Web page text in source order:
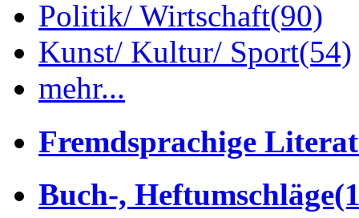
Politik/ Wirtschaft(90)
Kunst/ Kultur/ Sport(54)
mehr...
Fremdsprachige
Buch-, Heftumschläge